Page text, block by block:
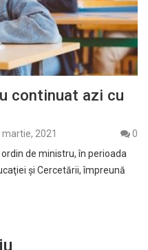
continuat azi cu
martie, 2021
0
de ministru, în perioada
şi Cercetării, împreună